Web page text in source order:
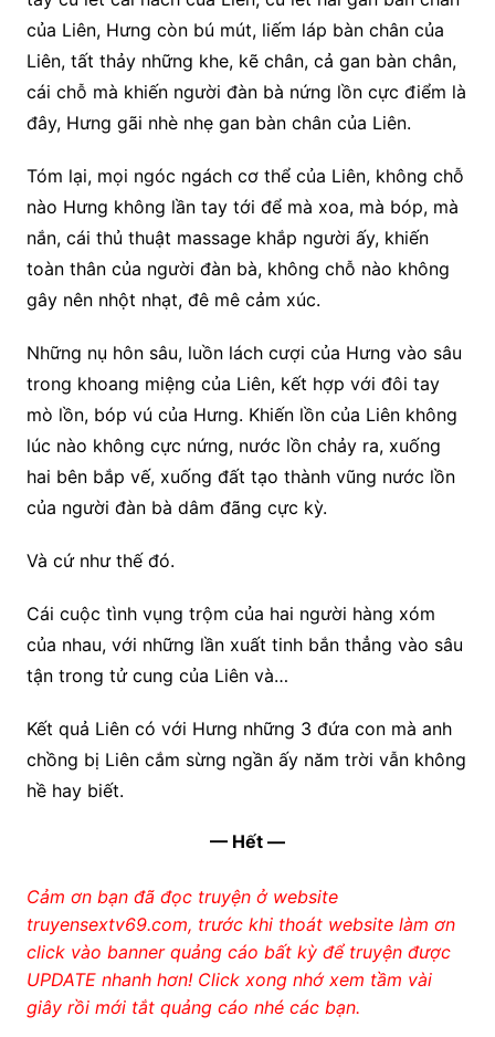
của Liên, Hưng còn bú mút, liếm láp bàn chân của
Liên, tất thảy những khe, kẽ chân, cả gan bàn chân,
cái chỗ mà khiến người đàn bà nứng lồn cực điểm là
đây, Hưng gãi nhè nhẹ gan bàn chân của Liên.
Tóm lại, mọi ngóc ngách cơ thể của Liên, không chỗ
nào Hưng không lần tay tới để mà xoa, mà bóp, mà
nắn, cái thủ thuật massage khắp người ấy, khiến
toàn thân của người đàn bà, không chỗ nào không
gây nên nhột nhạt, đê mê cảm xúc.
Những nụ hôn sâu, luồn lách cượi của Hưng vào sâu
trong khoang miệng của Liên, kết hợp với đôi tay
mò lồn, bóp vú của Hưng. Khiến lồn của Liên không
lúc nào không cực nứng, nước lồn chảy ra, xuống
hai bên bắp vế, xuống đất tạo thành vũng nước lồn
của người đàn bà dâm đãng cực kỳ.
Và cứ như thế đó.
Cái cuộc tình vụng trộm của hai người hàng xóm
của nhau, với những lần xuất tinh bắn thẳng vào sâu
tận trong tử cung của Liên và…
Kết quả Liên có với Hưng những 3 đứa con mà anh
chồng bị Liên cắm sừng ngần ấy năm trời vẫn không
hề hay biết.
— Hết —
Cảm ơn bạn đã đọc truyện ở website
truyensextv69.com, trước khi thoát website làm ơn
click vào banner quảng cáo bất kỳ để truyện được
UPDATE nhanh hơn! Click xong nhớ xem tầm vài
giây rồi mới tắt quảng cáo nhé các bạn.